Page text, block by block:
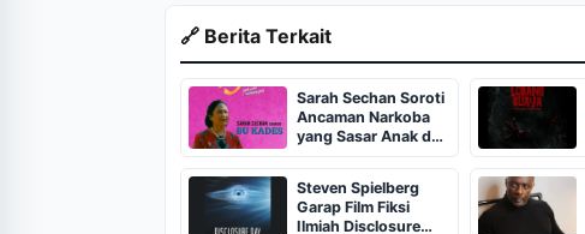
🔗 Berita Terkait
Sarah Sechan Soroti
Ancaman Narkoba
yang Sasar Anak dan
Remaja
Steven Spielberg
Garap Film Fiksi
Ilmiah Disclosure